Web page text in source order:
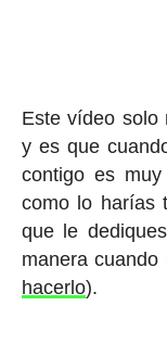
Este vídeo solo
y es que
contigo es
como lo harías
que le
manera
hacerlo).